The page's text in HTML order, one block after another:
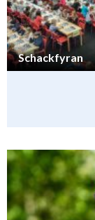
Schackfyran